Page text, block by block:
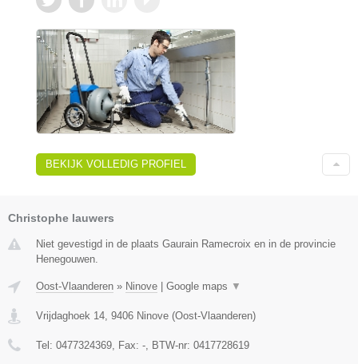
BEKIJK VOLLEDIG PROFIEL
Christophe lauwers
Niet gevestigd in de plaats Gaurain Ramecroix en in de provincie
Henegouwen.
Oost-Vlaanderen » Ninove Google maps ▼
Vrijdaghoek 14, 9406 Ninove (Oost-Vlaanderen)
Tel: 0477324369, Fax: -, BTW-nr: 0417728619